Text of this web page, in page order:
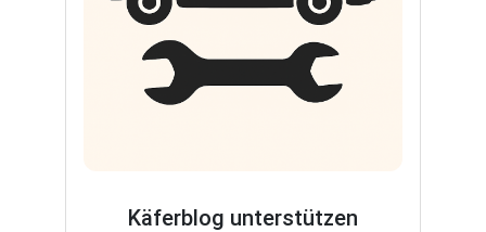
Käferblog unterstützen